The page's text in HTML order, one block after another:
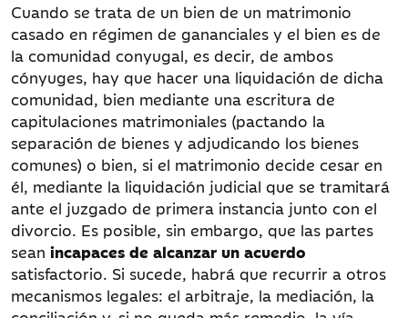
Cuando se trata de un bien de un matrimonio
casado en régimen de gananciales y el bien es de
la comunidad conyugal, es decir, de ambos
cónyuges, hay que hacer una liquidación de dicha
comunidad, bien mediante una escritura de
capitulaciones matrimoniales (pactando la
separación de bienes y adjudicando los bienes
comunes) o bien, si el matrimonio decide cesar en
él, mediante la liquidación judicial que se tramitará
ante el juzgado de primera instancia junto con el
divorcio. Es posible, sin embargo, que las partes
sean incapaces de alcanzar un acuerdo
satisfactorio. Si sucede, habrá que recurrir a otros
mecanismos legales: el arbitraje, la mediación, la